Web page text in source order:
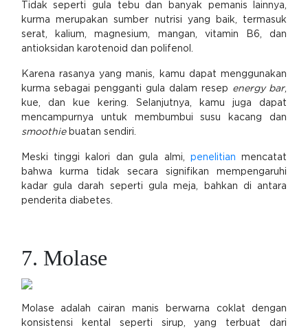
Tidak seperti gula tebu dan banyak pemanis lainnya,
kurma merupakan sumber nutrisi yang baik, termasuk
serat, kalium, magnesium, mangan, vitamin B6, dan
antioksidan karotenoid dan polifenol.
Karena rasanya yang manis, kamu dapat menggunakan
kurma sebagai pengganti gula dalam resep energy bar,
kue, dan kue kering. Selanjutnya, kamu juga dapat
mencampurnya untuk membumbui susu kacang dan
smoothiebuatan sendiri.
Meski tinggi kalori dan gula almi, penelitian mencatat
bahwa kurma tidak secara signifikan mempengaruhi
kadar gula darah seperti gula meja, bahkan di antara
penderita diabetes.
7. Molase
Molase adalah cairan manis berwarna coklat dengan
konsistensi kental seperti sirup, yang terbuat dari